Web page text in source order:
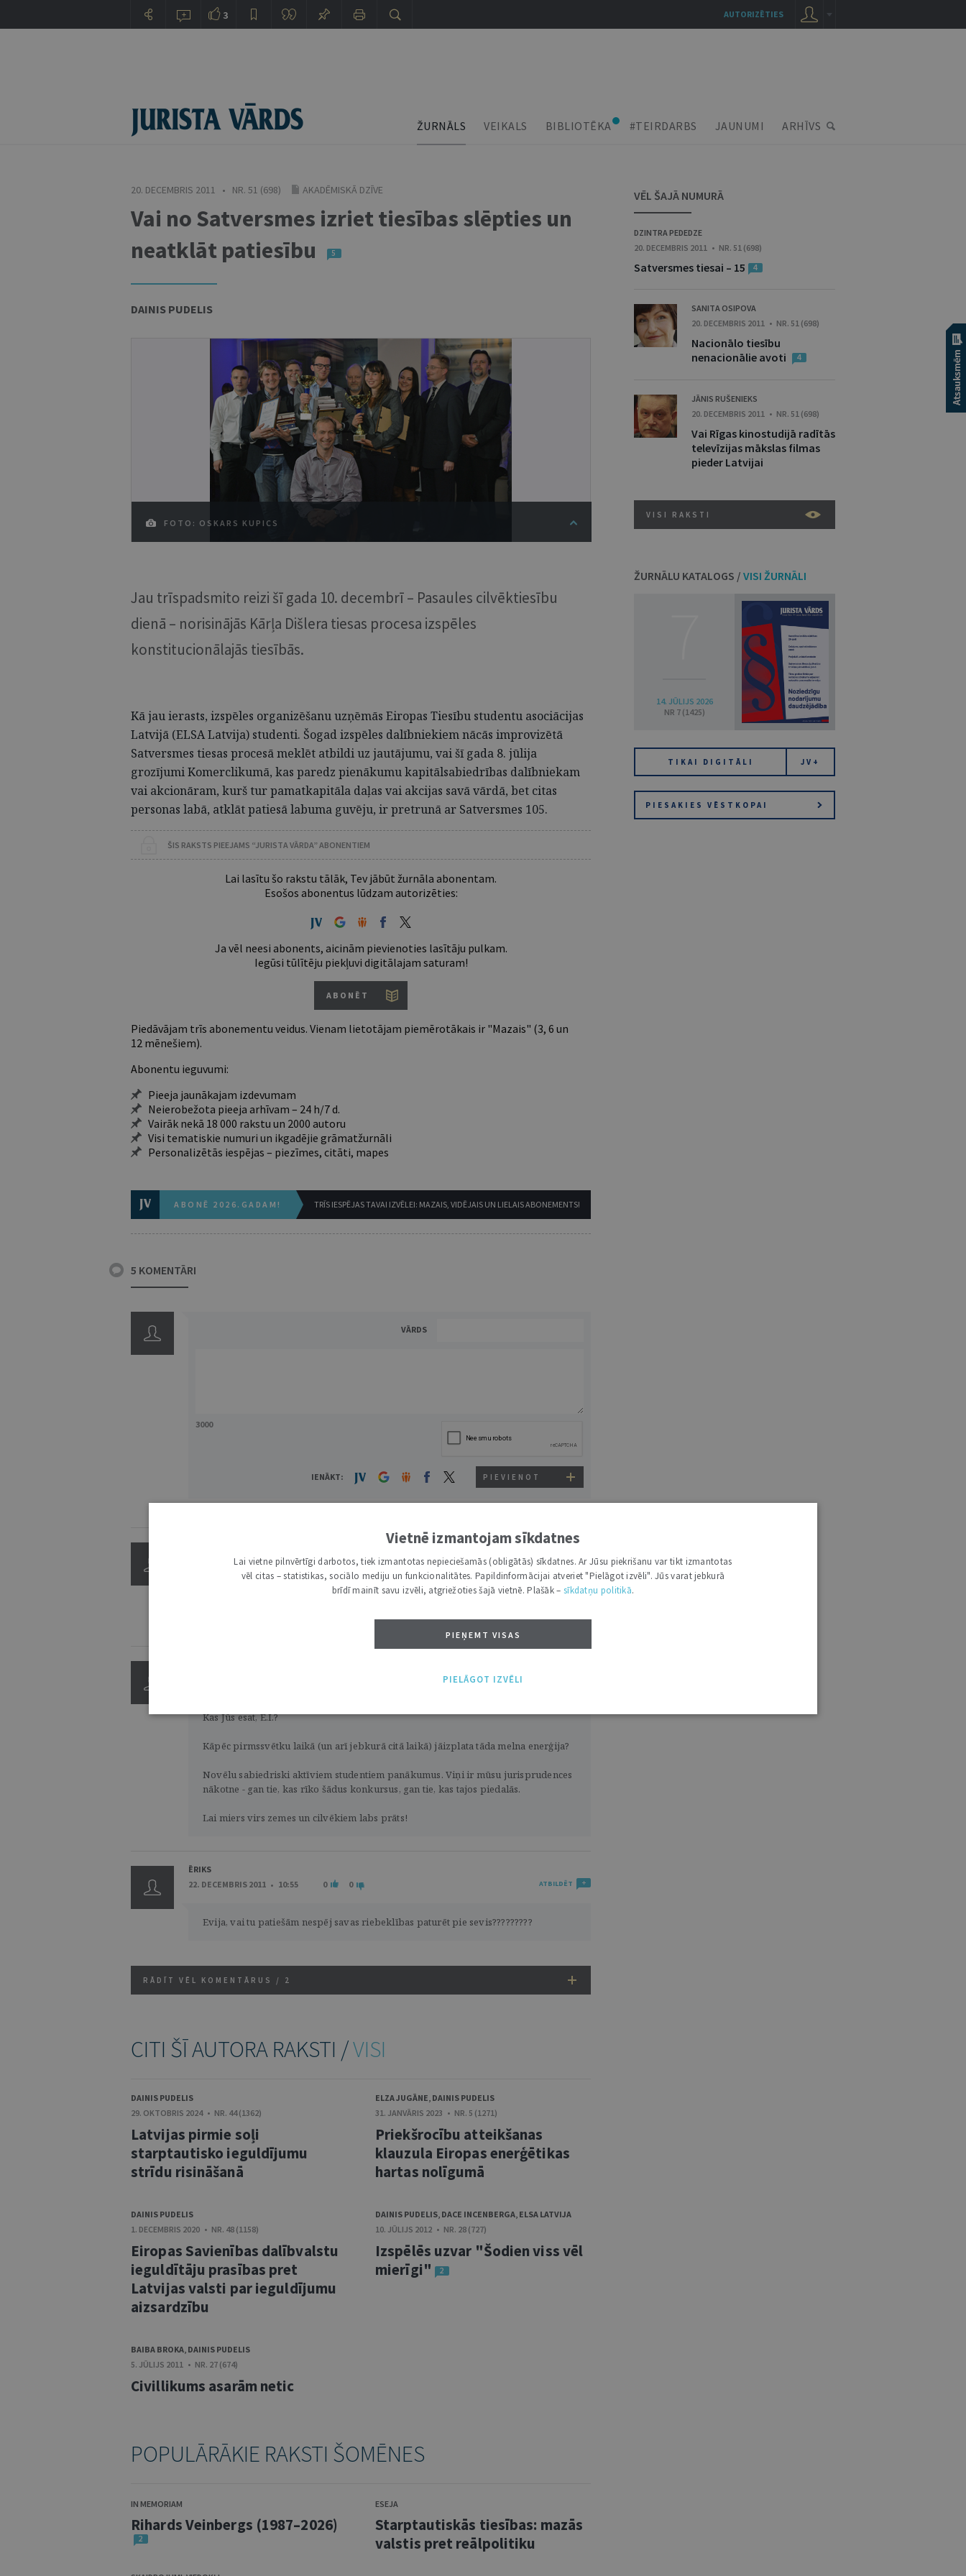
ŽURNĀLS VEIKALS BIBLIOTĒKA #TEIRDARBS JAUNUMI ARHĪVS
20. DECEMBRIS 2011 • NR. 51 (698) AKADĒMISKĀ DZĪVE
Vai no Satversmes izriet tiesības slēpties un
neatklāt patiesību
5
DAINIS PUDELIS
FOTO: OSKARS KUPICS
Jau trīspadsmito reizi šī gada 10. decembrī – Pasaules cilvēktiesību
dienā – norisinājās Kārļa Dišlera tiesas procesa izspēles
konstitucionālajās tiesībās.
Kā jau ierasts, izspēles organizēšanu uzņēmās Eiropas Tiesību studentu asociācijas
Latvijā (ELSA Latvija) studenti. Šogad izspēles dalībniekiem nācās improvizētā
Satversmes tiesas procesā meklēt atbildi uz jautājumu, vai šī gada 8. jūlija
grozījumi Komerclikumā, kas paredz pienākumu kapitālsabiedrības dalībniekam
vai akcionāram, kurš tur pamatkapitāla daļas vai akcijas savā vārdā, bet citas
personas labā, atklāt patiesā labuma guvēju, ir pretrunā ar Satversmes 105.
ŠIS RAKSTS PIEEJAMS “JURISTA VĀRDA” ABONENTIEM
Lai lasītu šo rakstu tālāk, Tev jābūt žurnāla abonentam.
Esošos abonentus lūdzam autorizēties:
Ja vēl neesi abonents, aicinām pievienoties lasītāju pulkam.
Iegūsi tūlītēju piekļuvi digitālajam saturam!
ABONĒT
Piedāvājam trīs abonementu veidus. Vienam lietotājam piemērotākais ir "Mazais" (3, 6 un
12 mēnešiem).
Abonentu ieguvumi:
Pieeja jaunākajam izdevumam
Neierobežota pieeja arhīvam – 24 h/7 d.
Vairāk nekā 18 000 rakstu un 2000 autoru
Visi tematiskie numuri un ikgadējie grāmatžurnāli
Personalizētās iespējas – piezīmes, citāti, mapes
ABONĒ 2026.GADAM! TRĪS IESPĒJAS TAVAI IZVĒLEI: MAZAIS, VIDĒJAIS UN LIELAIS ABONEMENTS!
5 KOMENTĀRI
VĀRDS
3000
IENĀKT: PIEVIENOT
22. DECEMBRIS 2011 • 15:39
1 0 ATBILDĒT
Tiem, kas nesaprata: pirmais komentārs bija sarkastisks joks (kontekstā ar JV
Kas Jūs esat, E.I.?
Kāpēc pirmssvētku laikā (un arī jebkurā citā laikā) jāizplata tāda melna enerģija?
Novēlu sabiedriski aktīviem studentiem panākumus. Viņi ir mūsu jurisprudences
nākotne - gan tie, kas rīko šādus konkursus, gan tie, kas tajos piedalās.
Lai miers virs zemes un cilvēkiem labs prāts!
ĒRIKS
22. DECEMBRIS 2011 • 10:55
0 0 ATBILDĒT
Evija, vai tu patiešām nespēj savas riebeklības paturēt pie sevis?????????
RĀDĪT VĒL KOMENTĀRUS / 2
CITI ŠĪ AUTORA RAKSTI /VISI
DAINIS PUDELIS
29. OKTOBRIS 2024 • NR. 44 (1362)
Latvijas pirmie soļi
starptautisko ieguldījumu
strīdu risināšanā
ELZA JUGĀNE, DAINIS PUDELIS
31. JANVĀRIS 2023 • NR. 5 (1271)
Priekšrocību atteikšanas
klauzula Eiropas enerģētikas
hartas nolīgumā
DAINIS PUDELIS
1. DECEMBRIS 2020 • NR. 48 (1158)
Eiropas Savienības dalībvalstu
ieguldītāju prasības pret
Latvijas valsti par ieguldījumu
aizsardzību
DAINIS PUDELIS, DACE INCENBERGA, ELSA LATVIJA
10. JŪLIJS 2012 • NR. 28 (727)
Izspēlēs uzvar "Šodien viss vēl
mierīgi"
2
BAIBA BROKA, DAINIS PUDELIS
5. JŪLIJS 2011 • NR. 27 (674)
Civillikums asarām netic
POPULĀRĀKIE RAKSTI ŠOMĒNES
IN MEMORIAM
Rihards Veinbergs (1987–2026)
2
ESEJA
Starptautiskās tiesības: mazās
valstis pret reālpolitiku
VĒL ŠAJĀ NUMURĀ
DZINTRA PEDEDZE
20. DECEMBRIS 2011 • NR. 51 (698)
Satversmes tiesai – 15 4
SANITA OSIPOVA
20. DECEMBRIS 2011 • NR. 51 (698)
Nacionālo tiesību
nenacionālie avoti
4
JĀNIS RUŠENIEKS
20. DECEMBRIS 2011 • NR. 51 (698)
Vai Rīgas kinostudijā radītās
televīzijas mākslas filmas
pieder Latvijai
VISI RAKSTI
ŽURNĀLU KATALOGS / VISI ŽURNĀLI
14. JŪLIJS 2026
NR 7 (1425)
TIKAI DIGITĀLI JV+
PIESAKIES VĒSTKOPAI
3 AUTORIZĒTIES
Vietnē izmantojam sīkdatnes
Lai vietne pilnvērtīgi darbotos, tiek izmantotas nepieciešamās (obligātās) sīkdatnes. Ar Jūsu piekrišanu var tikt izmantotas
vēl citas – statistikas, sociālo mediju un funkcionalitātes. Papildinformācijai atveriet "Pielāgot izvēli". Jūs varat jebkurā
brīdī mainīt savu izvēli, atgriežoties šajā vietnē. Plašāk – sīkdatņu politikā.
PIEŅEMT VISAS
PIELĀGOT IZVĒLI